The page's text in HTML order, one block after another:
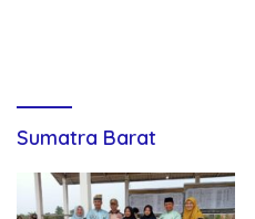
Sumatra Barat